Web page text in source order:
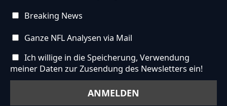
Breaking News
Ganze NFL Analysen via Mail
Ich willige in die Speicherung, Verwendung
meiner Daten zur Zusendung des Newsletters ein!